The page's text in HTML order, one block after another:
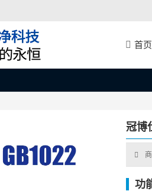
首页
冠博
功